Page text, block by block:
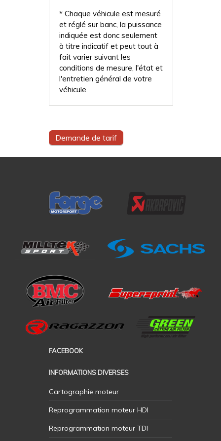
* Chaque véhicule est mesuré
et réglé sur banc, la puissance
indiquée est donc seulement
à titre indicatif et peut tout à
fait varier suivant les
conditions de mesure, l'état et
l'entretien général de votre
véhicule.
Demande de tarif
FACEBOOK
INFORMATIONS DIVERSES
Cartographie moteur
Reprogrammation moteur HDI
Reprogrammation moteur TDI